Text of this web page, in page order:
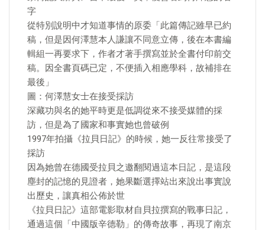
字
從特別說明中才知道事情的原委「此篇傳記雖早已約
稿，但是因何澤慧本人謙讓不同意立傳，後在本書編
輯組一再要求下，作者才著手撰寫並於全書付印前交
稿。因全書頁碼已定，不便插入相應學科，故補排在
最後」
圖：何澤慧女士在接受採訪
深藏功與名的她平時更是低調從來不接受媒體的採
訪，但是為了國家和事實她也曾破例
1997年拍攝《拉貝日記》的時候，她一反往常接受了
採訪
因為她曾在德國受拉貝之邀翻閱過這本日記，是這段
塵封的記憶的見證者，她果斷選擇站出來說出事實說
出歷史，讓真相公佈於世
《拉貝日記》這部電影取材自貝拉撰寫的戰事日記，
通過這個「中國版辛德勒」的傳奇故事，再現了南京